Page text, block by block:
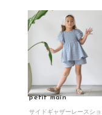
petit main